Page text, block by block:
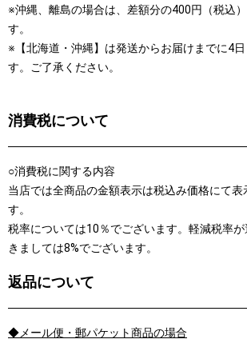
※沖縄、離島の場合は、差額分の400円（税込
す。
※【北海道・沖縄】は発送からお届けまでに4
す。ご了承ください。
消費税について
○消費税に関する内容
当店では全商品の金額表示は税込み価格にて表
す。
税率については10％でございます。軽減税率
きましては8%でございます。
返品について
◆メール便・郵パケット商品の場合